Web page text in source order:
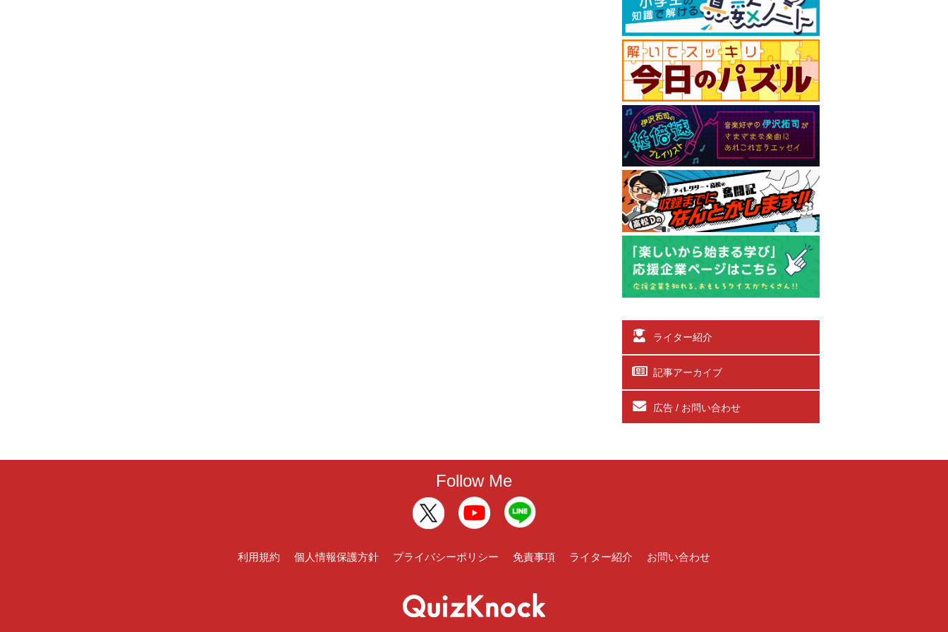
ライター紹介
記事アーカイブ
広告 / お問い合わせ
Follow Me
利用規約 個人情報保護方針 プライバシーポリシー 免責事項 ライター紹介 お問い合わせ